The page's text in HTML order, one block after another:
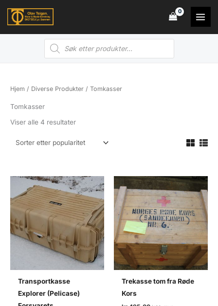
Products
search
Hjem / Diverse Produkter / Tomkasser
Tomkasser
Viser alle 4 resultaterSortert
Transportkasse
Explorer (Pelicase)
Trekasse tom fra Røde
Kors